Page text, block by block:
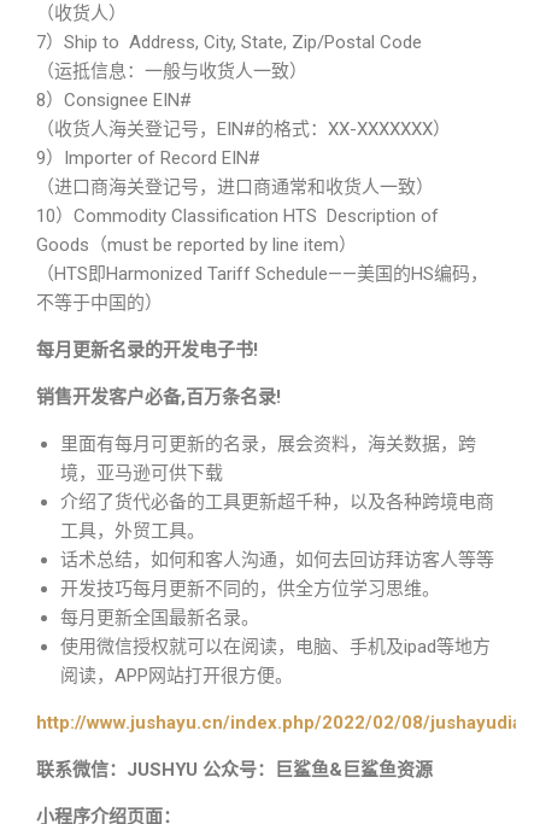
（收货人）
7）Ship to Address, City, State, Zip/Postal Code
（运抵信息：一般与收货人一致）
8）Consignee EIN#
（收货人海关登记号，EIN#的格式：XX-XXXXXXX）
9）Importer of Record EIN#
（进口商海关登记号，进口商通常和收货人一致）
10）Commodity Classification HTS Description of
Goods（must be reported by line item）
（HTS即Harmonized Tariff Schedule——美国的HS编码，
不等于中国的）
每月更新名录的开发电子书!
销售开发客户必备,百万条名录!
里面有每月可更新的名录，展会资料，海关数据，跨
境，亚马逊可供下载
介绍了货代必备的工具更新超千种，以及各种跨境电商
工具，外贸工具。
话术总结，如何和客人沟通，如何去回访拜访客人等等
开发技巧每月更新不同的，供全方位学习思维。
每月更新全国最新名录。
使用微信授权就可以在阅读，电脑、手机及ipad等地方
阅读，APP网站打开很方便。
http://www.jushayu.cn/index.php/2022/02/08/
联系微信：JUSHYU 公众号：巨鲨鱼&巨鲨鱼资源
小程序介绍页面：